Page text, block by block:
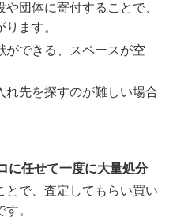
団体に寄付することで、
ます。
ができる、スペースが空
れ先を探すのが難しい場合
に任せて一度に大量処分
とで、査定してもらい買い
。